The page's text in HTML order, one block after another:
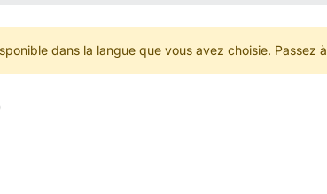
dans la langue que vous avez choisie. Passez à